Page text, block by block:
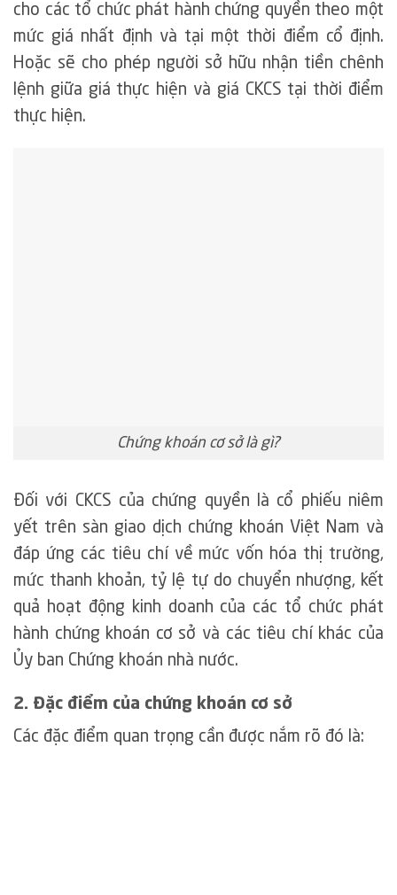
cho các tổ chức phát hành chứng quyền theo một
mức giá nhất định và tại một thời điểm cổ định.
Hoặc sẽ cho phép người sở hữu nhận tiền chênh
lệnh giữa giá thực hiện và giá CKCS tại thời điểm
thực hiện.
Chứng khoán cơ sở là gì?
Đối với CKCS của chứng quyền là cổ phiếu niêm
yết trên sàn giao dịch chứng khoán Việt Nam và
đáp ứng các tiêu chí về mức vốn hóa thị trường,
mức thanh khoản, tỷ lệ tự do chuyển nhượng, kết
quả hoạt động kinh doanh của các tổ chức phát
hành chứng khoán cơ sở và các tiêu chí khác của
Ủy ban Chứng khoán nhà nước.
2. Đặc điểm của chứng khoán cơ sở
Các đặc điểm quan trọng cần được nắm rõ đó là: